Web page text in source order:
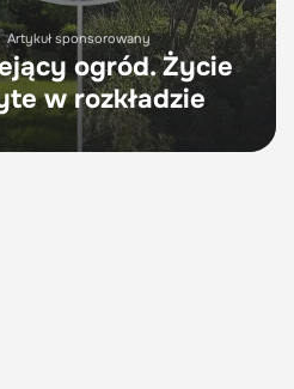
Artykuł sponsorowany
ogród. Życie
w rozkładzie